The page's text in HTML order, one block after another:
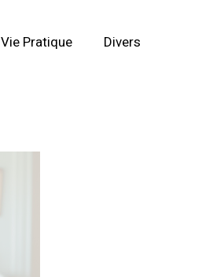
Vie Pratique Divers